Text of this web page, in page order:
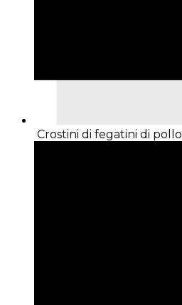
Crostini di fegatini di pollo